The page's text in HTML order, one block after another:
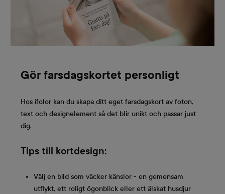
Gör farsdagskortet personligt
Hos ifolor kan du skapa ditt eget farsdagskort av foton,
text och designelement så det blir unikt och passar just
dig.
Tips till kortdesign:
Välj en bild som väcker känslor - en gemensam
utflykt, ett roligt ögonblick eller ett älskat husdjur